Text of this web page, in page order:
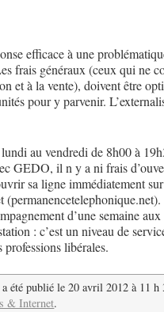
efficace à une
frais généraux (ceux qui ne
et à la vente), doivent être
pour y parvenir.
au vendredi de 8h00 à
GEDO, il n y a ni frais
sa ligne immédiatement
(permanencetelephonique.net).
d’une semaine
: c’est un niveau de
libérales.
été publié le 20 avril 2012 à 11 h
& Internet.